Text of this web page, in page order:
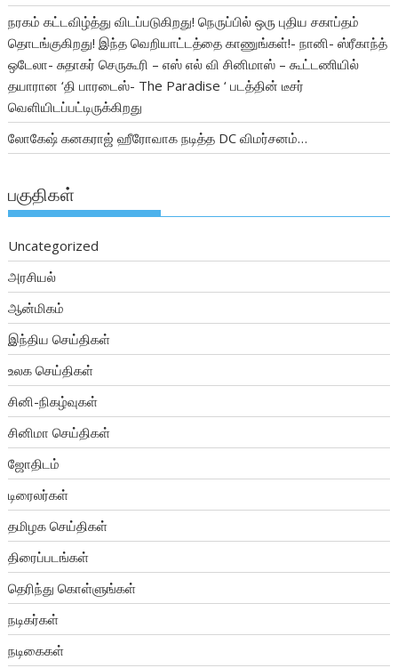
நரகம் கட்டவிழ்த்து விடப்படுகிறது! நெருப்பில் ஒரு புதிய சகாப்தம்
தொடங்குகிறது! இந்த வெறியாட்டத்தை காணுங்கள்!- நானி- ஸ்ரீகாந்த்
ஒடேலா- சுதாகர் செருகூரி – எஸ் எல் வி சினிமாஸ் – கூட்டணியில்
தயாரான ‘தி பாரடைஸ்- The Paradise ‘ படத்தின் டீசர்
வெளியிடப்பட்டிருக்கிறது
லோகேஷ் கனகராஜ் ஹீரோவாக நடித்த DC விமர்சனம்…
பகுதிகள்
Uncategorized
அரசியல்
ஆன்மிகம்
இந்திய செய்திகள்
உலக செய்திகள்
சினி-நிகழ்வுகள்
சினிமா செய்திகள்
ஜோதிடம்
டிரைலர்கள்
தமிழக செய்திகள்
திரைப்படங்கள்
தெரிந்து கொள்ளுங்கள்
நடிகர்கள்
நடிகைகள்